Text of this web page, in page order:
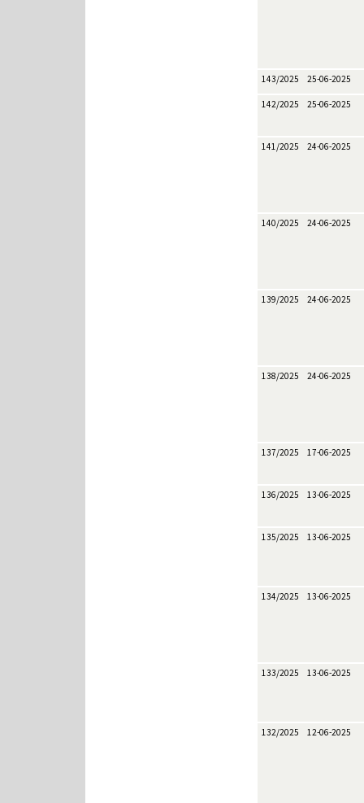
143/2025 25-06-2025
142/2025 25-06-2025
141/2025 24-06-2025
140/2025 24-06-2025
139/2025 24-06-2025
138/2025 24-06-2025
137/2025 17-06-2025
136/2025 13-06-2025
135/2025 13-06-2025
134/2025 13-06-2025
133/2025 13-06-2025
132/2025 12-06-2025